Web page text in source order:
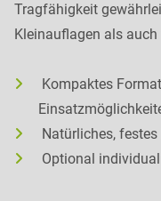
Tragfähigkeit
Kleinauflagen als
Kompaktes
Natürliches,
Optional